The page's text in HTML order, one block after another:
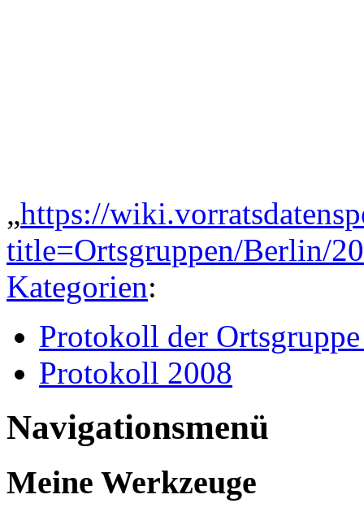
„https://
title=Ortsgruppen/Berlin/
Kategorien:
Protokoll der
Protokoll 2008
Navigationsmenü
Meine Werkzeuge